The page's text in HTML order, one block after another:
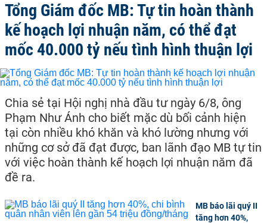
Tổng Giám đốc MB: Tự tin hoàn thành
kế hoạch lợi nhuận năm, có thể đạt
mốc 40.000 tỷ nếu tình hình thuận lợi
Chia sẻ tại Hội nghị nhà đầu tư ngày 6/8, ông
Phạm Như Ánh cho biết mặc dù bối cảnh hiện
tại còn nhiều khó khăn và khó lường nhưng với
những cơ sở đã đạt được, ban lãnh đạo MB tự tin
với việc hoàn thành kế hoạch lợi nhuận năm đã
đề ra.
MB báo lãi quý II
tăng hơn 40%,